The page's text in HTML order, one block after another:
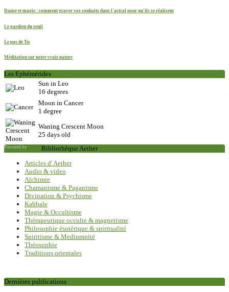
Danse et magie : comment graver vos souhaits dans l'astral pour qu'ils se réalisent
Le gardien du seuil
Le pas de Yu
Méditation sur notre vraie nature
Les Ephémérides
Sun in Leo
16 degrees
Moon in Cancer
1 degree
Waning Crescent Moon
25 days old
Powered by
Bibliothèque Aether
Articles d' Aether
Audio & video
Alchimie
Chamanisme & Paganisme
Divination & Psychisme
Kabbale
Magie & Occultisme
Thérapeutique occulte & magnetisme
Philosophie ésotérique & spiritualité
Spiritisme & Mediumnité
Théosophie
Traditions orientales
Dernières publications